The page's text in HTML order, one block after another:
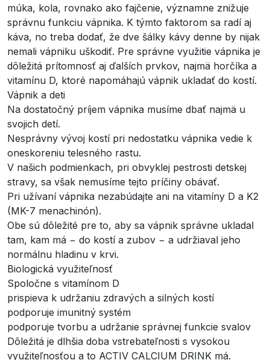
múka, kola, rovnako ako fajčenie, významne znižuje
správnu funkciu vápnika. K týmto faktorom sa radí aj
káva, no treba dodať, že dve šálky kávy denne by nijak
nemali vápniku uškodiť. Pre správne využitie vápnika je
dôležitá prítomnosť aj ďalších prvkov, najmä horčíka a
vitamínu D, ktoré napomáhajú vápnik ukladať do kostí.
Vápnik a deti
Na dostatočný príjem vápnika musíme dbať najmä u
svojich detí.
Nesprávny vývoj kostí pri nedostatku vápnika vedie k
oneskoreniu telesného rastu.
V našich podmienkach, pri obvyklej pestrosti detskej
stravy, sa však nemusíme tejto príčiny obávať.
Pri užívaní vápnika nezabúdajte ani na vitamíny D a K2
(MK-7 menachinón).
Obe sú dôležité pre to, aby sa vápnik správne ukladal
tam, kam má − do kostí a zubov − a udržiaval jeho
normálnu hladinu v krvi.
Biologická využiteľnosť
Spoločne s vitamínom D
prispieva k udržaniu zdravých a silných kostí
podporuje imunitný systém
podporuje tvorbu a udržanie správnej funkcie svalov
Dôležitá je dlhšia doba vstrebateľnosti s vysokou
využiteľnosťou a to ACTIV CALCIUM DRINK má.